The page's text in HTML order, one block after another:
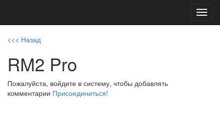
<<< Назад
RM2 Pro
Пожалуйста, войдите в систему, чтобы добавлять
комментарии Присоединиться!